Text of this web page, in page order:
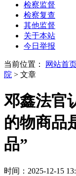
检察监督
检察复查
其他监督
关于本站
今日举报
当前位置： 网站首
院 > 文章
邓鑫法
的物商品
品”
时间：2025-12-15